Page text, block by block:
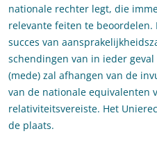
nationale rechter legt, die
relevante feiten te
succes van
schendingen van in ieder
(mede) zal afhangen van de
van de nationale equivalenten
relativiteitsvereiste. Het
de plaats.